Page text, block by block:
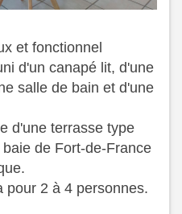
et fonctionnel
d'un canapé lit, d'une
salle de bain et d'une
d'une terrasse type
de Fort-de-France
pour 2 à 4 personnes.